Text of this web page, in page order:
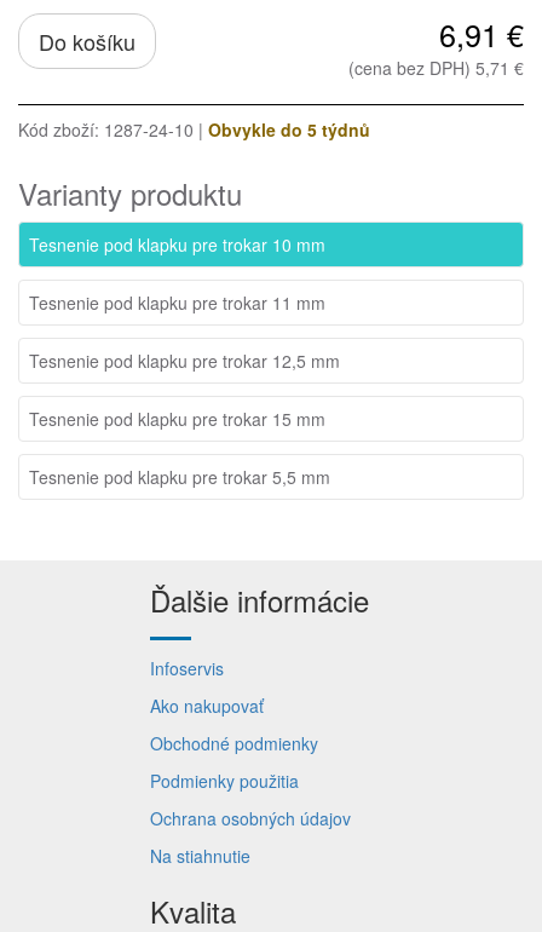
Do košíku 6,91 €
(cena bez DPH) 5,71 €
Kód zboží: 1287-24-10 | Obvykle do 5 týdnů
Varianty produktu
Tesnenie pod klapku pre trokar 10 mm
Tesnenie pod klapku pre trokar 11 mm
Tesnenie pod klapku pre trokar 12,5 mm
Tesnenie pod klapku pre trokar 15 mm
Tesnenie pod klapku pre trokar 5,5 mm
Ďalšie informácie
Infoservis
Ako nakupovať
Obchodné podmienky
Podmienky použitia
Ochrana osobných údajov
Na stiahnutie
Kvalita